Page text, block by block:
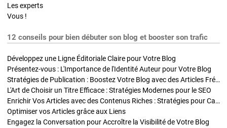
Les experts
Vous !
12 conseils pour bien débuter son blog et booster son trafic
Développez une Ligne Éditoriale Claire pour Votre Blog
Présentez-vous : L'Importance de l'Identité Auteur pour Votre Blog
Stratégies de Publication : Boostez Votre Blog avec des Articles Fréquents et Exclusifs
L'Art de Choisir un Titre Efficace : Stratégies Modernes pour le SEO
Enrichir Vos Articles avec des Contenus Riches : Stratégies pour Captiver et Optimiser
Optimiser vos Articles grâce aux Liens
Engagez la Conversation pour Accroître la Visibilité de Votre Blog